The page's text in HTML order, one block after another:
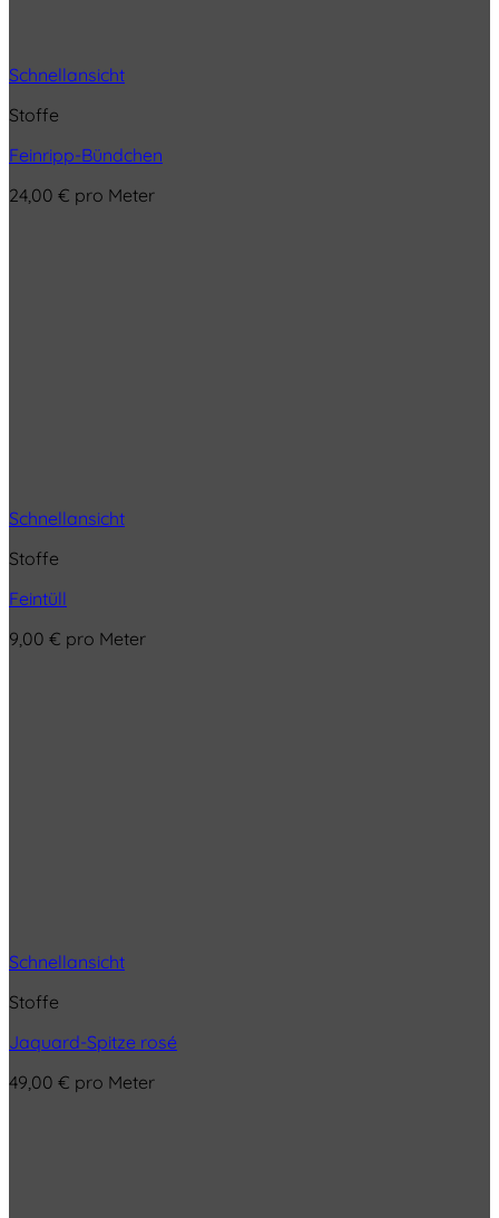
Schnellansicht
Stoffe
Feinripp-Bündchen
24,00 € pro Meter
Schnellansicht
Stoffe
Feintüll
9,00 € pro Meter
Schnellansicht
Stoffe
Jaquard-Spitze rosé
49,00 € pro Meter